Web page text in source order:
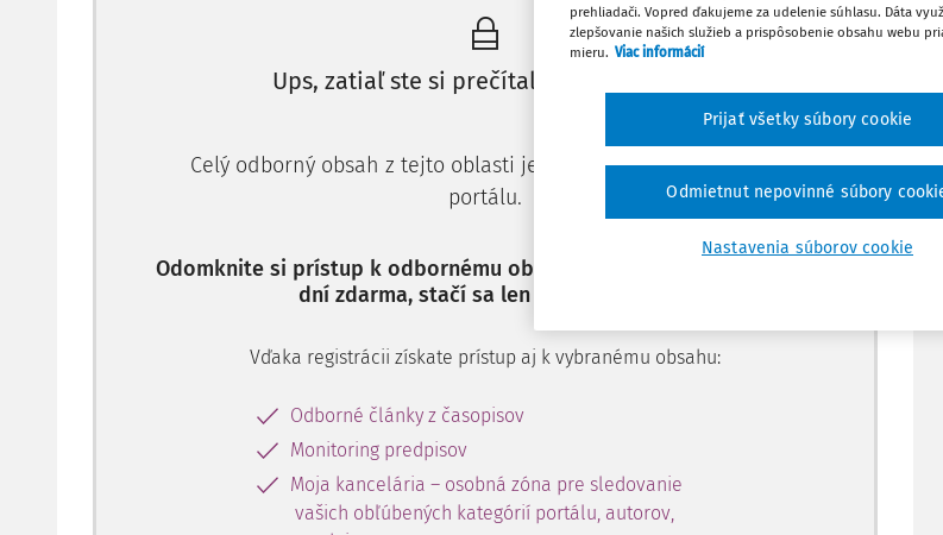
Ups, zatiaľ ste si prečítali len začiatok...
Celý odborný obsah z tejto oblasti je dostupný predplatiteľom
portálu.
Odomknite si prístup k odbornému obsahu a získajte prístup na 10
dní zdarma, stačí sa len zaregistrovať.
Vďaka registrácii získate prístup aj k vybranému obsahu:
Odborné články z časopisov
Monitoring predpisov
Moja kancelária – osobná zóna pre sledovanie
vašich obľúbených kategórií portálu, autorov,
prehliadači. Vopred ďakujeme za udelenie súhlasu. Dáta
zlepšovanie našich služieb a prispôsobenie obsahu webu
mieru. Viac informácií
Nastavenia súborov cookie
Odmietnut nepovinné súbory
Prijať všetky súbory cookie